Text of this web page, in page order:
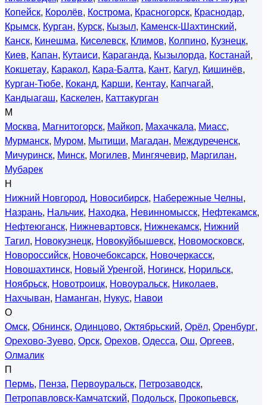
Копейск, Королёв, Кострома, Красногорск, Краснодар,
Крымск, Курган, Курск, Кызыл, Каменск-Шахтинский,
Канск, Кинешма, Киселевск, Климов, Колпино, Кузнецк,
Киев, Капан, Кутаиси, Караганда, Кызылорда, Костанай,
Кокшетау, Каракол, Кара-Балта, Кант, Кагул, Кишинёв,
Курган-Тюбе, Коканд, Карши, Кентау, Капчагай,
Кандыагаш, Каскелен, Каттакурган
М
Москва, Магнитогорск, Майкоп, Махачкала, Миасс,
Мурманск, Муром, Мытищи, Магадан, Междуреченск,
Мичуринск, Минск, Могилев, Мингячевир, Маргилан,
Мубарек
Н
Нижний Новгород, Новосибирск, Набережные Челны,
Назрань, Нальчик, Находка, Невинномысск, Нефтекамск,
Нефтеюганск, Нижневартовск, Нижнекамск, Нижний
Тагил, Новокузнецк, Новокуйбышевск, Новомосковск,
Новороссийск, Новочебоксарск, Новочеркасск,
Новошахтинск, Новый Уренгой, Ногинск, Норильск,
Ноябрьск, Новотроицк, Новоуральск, Николаев,
Нахчыван, Наманган, Нукус, Навои
О
Омск, Обнинск, Одинцово, Октябрьский, Орёл, Оренбург,
Орехово-Зуево, Орск, Орехов, Одесса, Ош, Оргеев,
Олмалик
П
Пермь, Пенза, Первоуральск, Петрозаводск,
Петропавловск-Камчатский, Подольск, Прокопьевск,